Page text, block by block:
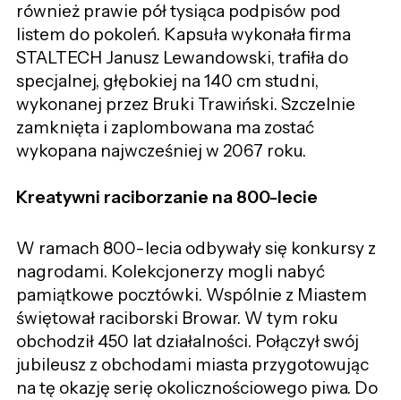
również prawie pół tysiąca podpisów pod
listem do pokoleń. Kapsuła wykonała firma
STALTECH Janusz Lewandowski, trafiła do
specjalnej, głębokiej na 140 cm studni,
wykonanej przez Bruki Trawiński. Szczelnie
zamknięta i zaplombowana ma zostać
wykopana najwcześniej w 2067 roku.
Kreatywni raciborzanie na 800-lecie
W ramach 800-lecia odbywały się konkursy z
nagrodami. Kolekcjonerzy mogli nabyć
pamiątkowe pocztówki. Wspólnie z Miastem
świętował raciborski Browar. W tym roku
obchodził 450 lat działalności. Połączył swój
jubileusz z obchodami miasta przygotowując
na tę okazję serię okolicznościowego piwa. Do